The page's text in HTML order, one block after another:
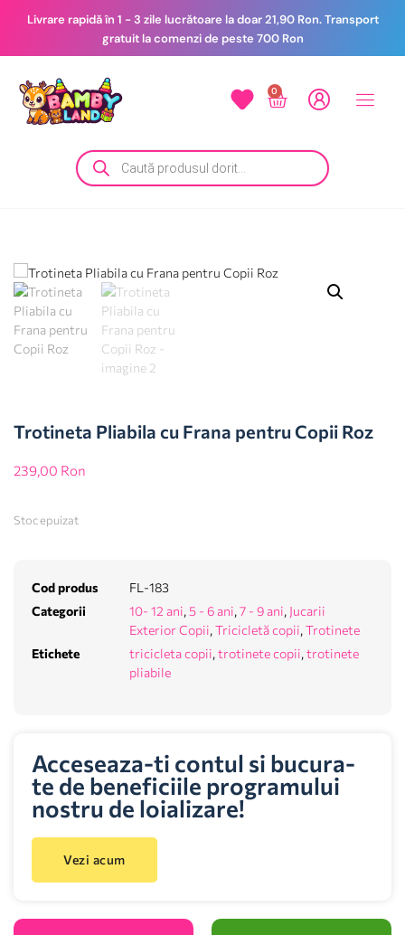
Livrare rapidă în 1 - 3 zile lucrătoare la doar 21,90 Ron. Transport
gratuit la comenzi de peste 700 Ron
0
Trotineta Pliabila cu Frana pentru Copii Roz
239,00 Ron
Stoc epuizat
Cod produs
FL-183
Categorii
10- 12 ani, 5 - 6 ani, 7 - 9 ani, Jucarii
Exterior Copii, Tricicletă copii, Trotinete
Etichete
tricicleta copii, trotinete copii, trotinete
pliabile
Acceseaza-ti contul si bucura-
te de beneficiile programului
nostru de loializare!
Vezi acum